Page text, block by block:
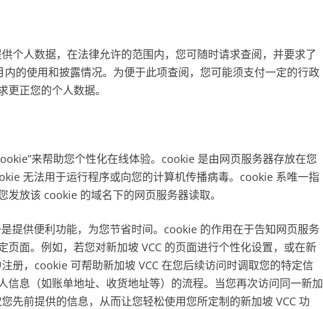
个人数据，在法律允许的范围内，您可随时请求查阅，并要求了
的使用和披露情况。为便于此项查阅，您可能须支付一定的行政
更正您的个人数据。
来帮助您个性化在线体验。cookie 是由网页服务器存放在您
无法用于运行程序或向您的计算机传播病毒。cookie 系唯一指
发放该 cookie 的域名下的网页服务器读取。
提供便利功能，为您节省时间。cookie 的作用在于告知网页服务
页面。例如，若您对新加坡 VCC 的页面进行个性化设置，或在新
册，cookie 可帮助新加坡 VCC 在您后续访问时调取您的特定信
信息（如账单地址、收货地址等）的流程。当您再次访问同一新加
先前提供的信息，从而让您轻松使用您所定制的新加坡 VCC 功